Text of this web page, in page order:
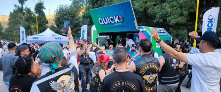
Magazin
Gayrimenkul
Spor
Eğitim